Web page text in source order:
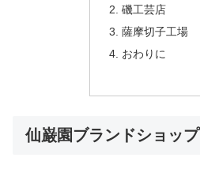
磯工芸店
薩摩切子工場
おわりに
仙巌園ブランドショップ